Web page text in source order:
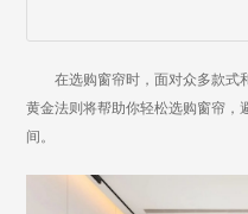
在选购窗帘时，面对众多款式
黄金法则将帮助你轻松选购窗帘，
间。